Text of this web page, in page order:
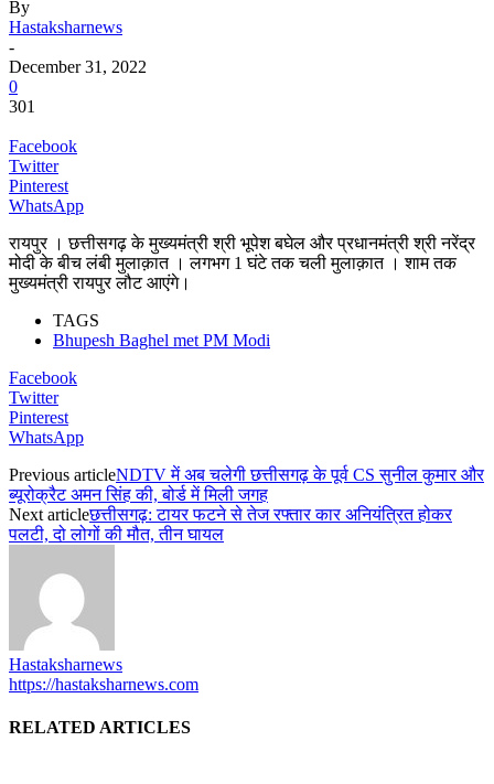
By
Hastaksharnews
-
December 31, 2022
0
301
Facebook
Twitter
Pinterest
WhatsApp
रायपुर । छत्तीसगढ़ के मुख्यमंत्री श्री भूपेश बघेल और प्रधानमंत्री श्री नरेंद्र
मोदी के बीच लंबी मुलाक़ात । लगभग 1 घंटे तक चली मुलाक़ात । शाम तक
मुख्यमंत्री रायपुर लौट आएंगे।
TAGS
Bhupesh Baghel met PM Modi
Facebook
Twitter
Pinterest
WhatsApp
Previous articleNDTV में अब चलेगी छत्तीसगढ़ के पूर्व CS सुनील कुमार और
ब्यूरोक्रैट अमन सिंह की, बोर्ड में मिली जगह
Next articleछत्तीसगढ़: टायर फटने से तेज रफ्तार कार अनियंत्रित होकर
पलटी, दो लोगों की मौत, तीन घायल
Hastaksharnews
https://hastaksharnews.com
RELATED ARTICLES